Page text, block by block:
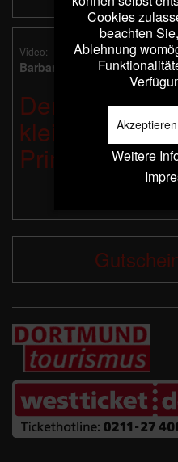
Video:
Barbara Kleyboldt liest:
Der
kleine
Prinz
Cookies
beachten
Ablehnung
Akzeptieren
Weitere